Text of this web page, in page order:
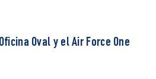
Oval y el Air Force One